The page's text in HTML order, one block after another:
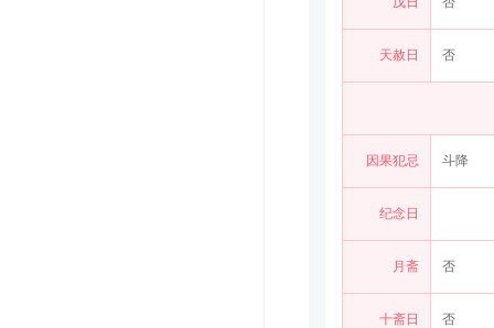
天赦日 否
因果犯忌 斗降
纪念日
月斋 否
十斋日 否